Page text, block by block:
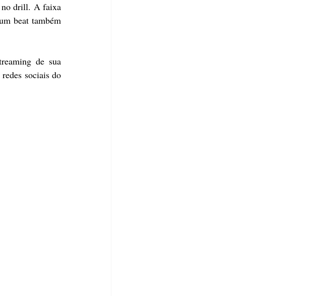
no drill. A faixa
beat também
de sua
sociais do